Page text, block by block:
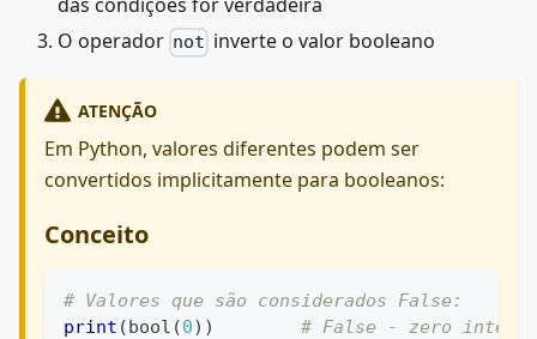
O operador not inverte o valor booleano
ATENÇÃO
Em Python, valores diferentes podem ser
convertidos implicitamente para booleanos:
Conceito
# Valores que são considerados False:
print (bool (0) )
# False - zero inteiro